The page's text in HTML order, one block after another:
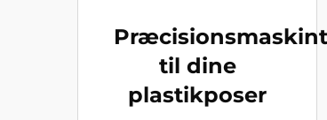
til dine
plastikposer